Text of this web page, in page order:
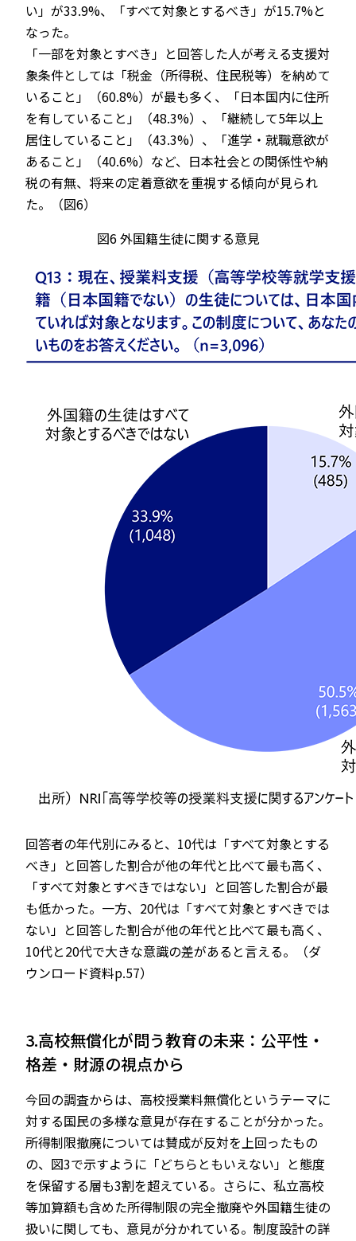
い」が33.9%、「すべて対象とするべき」が15.7%と
なった。
「一部を対象とすべき」と回答した人が考える支援対
象条件としては「税金（所得税、住民税等）を納めて
いること」（60.8%）が最も多く、「日本国内に住所
を有していること」（48.3%）、「継続して5年以上
居住していること」（43.3%）、「進学・就職意欲が
あること」（40.6%）など、日本社会との関係性や納
税の有無、将来の定着意欲を重視する傾向が見られ
た。（図6）
図6 外国籍生徒に関する意見
回答者の年代別にみると、10代は「すべて対象とする
べき」と回答した割合が他の年代と比べて最も高く、
「すべて対象とすべきではない」と回答した割合が最
も低かった。一方、20代は「すべて対象とすべきでは
ない」と回答した割合が他の年代と比べて最も高く、
10代と20代で大きな意識の差があると言える。（ダ
ウンロード資料p.57）
3.高校無償化が問う教育の未来：公平性・
格差・財源の視点から
今回の調査からは、高校授業料無償化というテーマに
対する国民の多様な意見が存在することが分かった。
所得制限撤廃については賛成が反対を上回ったもの
の、図3で示すように「どちらともいえない」と態度
を保留する層も3割を超えている。さらに、私立高校
等加算額も含めた所得制限の完全撤廃や外国籍生徒の
扱いに関しても、意見が分かれている。制度設計の詳